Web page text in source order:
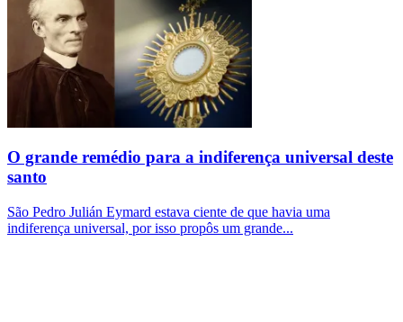
O grande remédio para a indiferença universal deste
santo
São Pedro Julián Eymard estava ciente de que havia uma
indiferença universal, por isso propôs um grande...